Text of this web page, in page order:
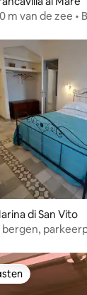
m van de zee
in Marina di San Vito